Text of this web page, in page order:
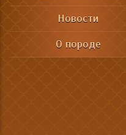
Новости
О породе